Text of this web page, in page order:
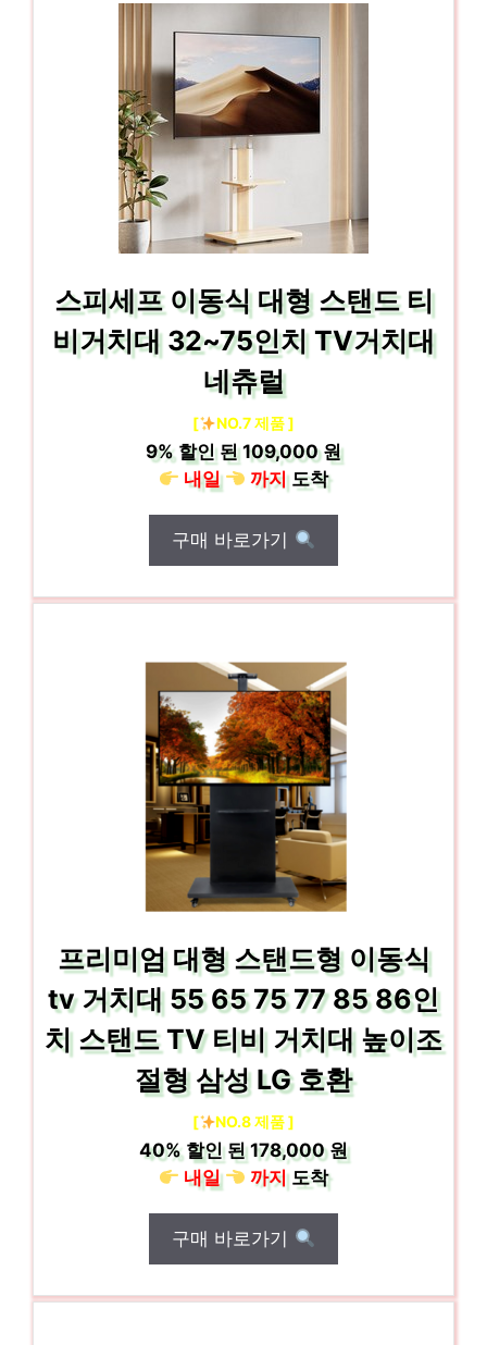
스피세프 이동식 대형 스탠드 티
비거치대 32~75인치 TV거치대
네츄럴
[ NO.7 제품 ]
9%할인 된109,000 원
내일
까지도착
구매 바로가기
프리미엄 대형 스탠드형 이동식
tv 거치대 55 65 75 77 85 86인
치 스탠드 TV 티비 거치대 높이조
절형 삼성 LG 호환
[ NO.8 제품 ]
40%할인 된178,000 원
내일
까지도착
구매 바로가기